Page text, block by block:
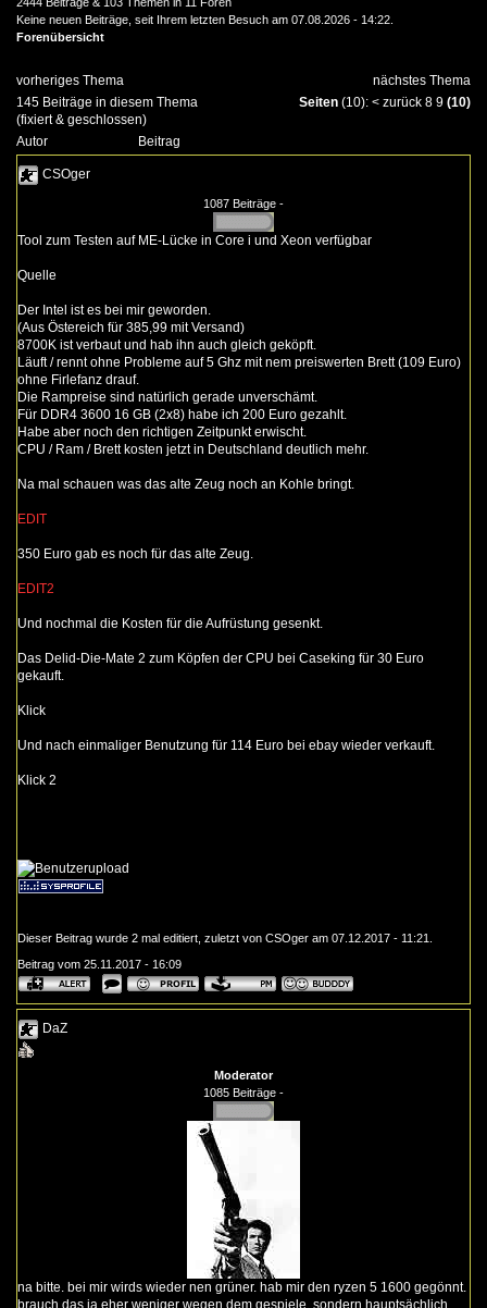
Keine neuen Beiträge, seit Ihrem letzten Besuch am 07.08.2026 - 14:22.
Forenübersicht
vorheriges Thema
nächstes Thema
145 Beiträge in diesem Thema
(fixiert & geschlossen)
Seiten (10): < zurück 8 9 (10)
Autor Beitrag
CSOger
1087 Beiträge -
Tool zum Testen auf ME-Lücke in Core i und Xeon verfügbar
Quelle
Der Intel ist es bei mir geworden.
(Aus Östereich für 385,99 mit Versand)
8700K ist verbaut und hab ihn auch gleich geköpft.
Läuft / rennt ohne Probleme auf 5 Ghz mit nem preiswerten Brett (109 Euro)
ohne Firlefanz drauf.
Die Rampreise sind natürlich gerade unverschämt.
Für DDR4 3600 16 GB (2x8) habe ich 200 Euro gezahlt.
Habe aber noch den richtigen Zeitpunkt erwischt.
CPU / Ram / Brett kosten jetzt in Deutschland deutlich mehr.
Na mal schauen was das alte Zeug noch an Kohle bringt.
EDIT
350 Euro gab es noch für das alte Zeug.
EDIT2
Und nochmal die Kosten für die Aufrüstung gesenkt.
Das Delid-Die-Mate 2 zum Köpfen der CPU bei Caseking für 30 Euro
gekauft.
Klick
Und nach einmaliger Benutzung für 114 Euro bei ebay wieder verkauft.
Klick 2
Dieser Beitrag wurde 2 mal editiert, zuletzt von CSOger am 07.12.2017 - 11:21.
Beitrag vom 25.11.2017 - 16:09
DaZ
Moderator
1085 Beiträge -
na bitte. bei mir wirds wieder nen grüner. hab mir den ryzen 5 1600 gegönnt.